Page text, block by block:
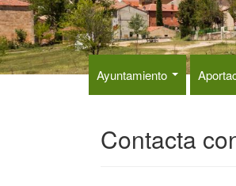
Ayuntamiento
Contacta